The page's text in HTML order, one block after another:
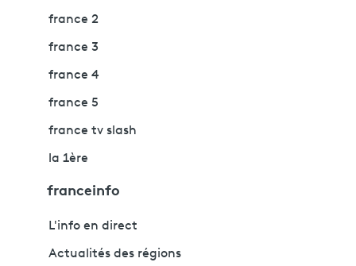
france 2
france 3
france 4
france 5
france tv slash
la 1ère
franceinfo
L'info en direct
Actualités des régions